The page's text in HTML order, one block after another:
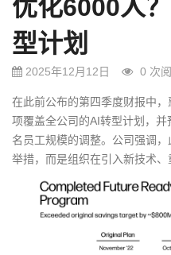
N
v
i
g
a
t
i
优化6000人
型计划
2025年12月12日 0 次
在此前公布的第四季度财报中
项覆盖全公司的AI转型计划，
名员工规模的调整。公司强调
举措，而是组织在引入新技术、